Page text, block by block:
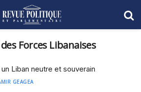
Forces Libanaises
un Liban neutre et souverain
GEAGEA